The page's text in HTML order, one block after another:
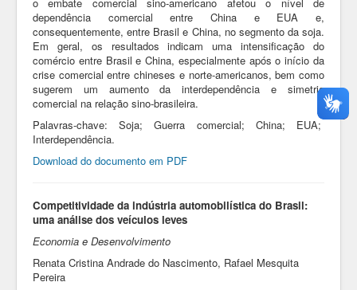
dependência comercial entre China e EUA e,
consequentemente, entre Brasil e China, no segmento da soja.
Em geral, os resultados indicam uma intensificação do
comércio entre Brasil e China, especialmente após o início da
crise comercial entre chineses e norte-americanos, bem como
sugerem um aumento da interdependência e simetria
comercial na relação sino-brasileira.
Palavras-chave: Soja; Guerra comercial; China; EUA;
Interdependência.
Download do documento em PDF
Competitividade da indústria automobilística do Brasil:
uma análise dos veículos leves
Economia e Desenvolvimento
Renata Cristina Andrade do Nascimento, Rafael Mesquita
Pereira